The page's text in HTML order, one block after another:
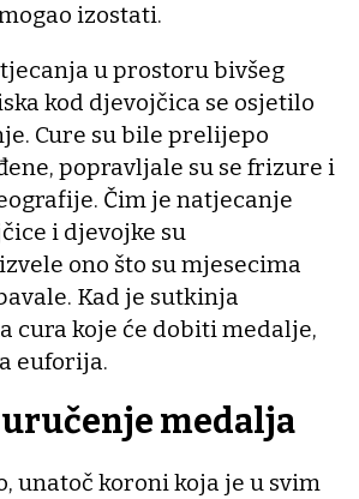
izostati.
u prostoru bivšeg
kod djevojčica se osjetilo
Cure su bile prelijepo
popravljale su se frizure i
Čim je natjecanje
i djevojke su
ono što su mjesecima
Kad je sutkinja
cura koje će dobiti medalje,
euforija.
medalja
unatoč koroni koja je u svim